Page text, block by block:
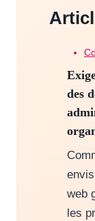
publication :
des
web
les